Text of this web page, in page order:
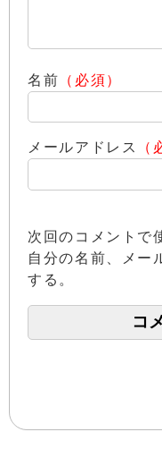
名前 （必須）
メールアドレス （
次回のコメントで
自分の名前、メー
する。